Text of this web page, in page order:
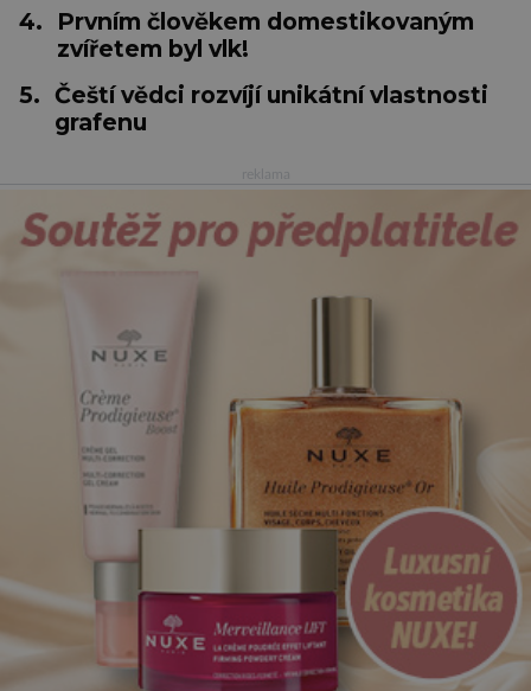
4.
Prvním člověkem domestikovaným
zvířetem byl vlk!
5. Čeští vědci rozvíjí unikátní vlastnosti
grafenu